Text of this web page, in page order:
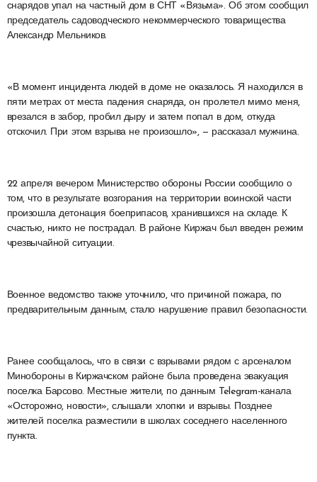
снарядов упал на частный дом в СНТ «Вязьма». Об этом сообщил
председатель садоводческого некоммерческого товарищества
Александр Мельников.
«В момент инцидента людей в доме не оказалось. Я находился в
пяти метрах от места падения снаряда, он пролетел мимо меня,
врезался в забор, пробил дыру и затем попал в дом, откуда
отскочил. При этом взрыва не произошло», — рассказал мужчина.
22 апреля вечером Министерство обороны России сообщило о
том, что в результате возгорания на территории воинской части
произошла детонация боеприпасов, хранившихся на складе. К
счастью, никто не пострадал. В районе Киржач был введен режим
чрезвычайной ситуации.
Военное ведомство также уточнило, что причиной пожара, по
предварительным данным, стало нарушение правил безопасности.
Ранее сообщалось, что в связи с взрывами рядом с арсеналом
Минобороны в Киржачском районе была проведена эвакуация
поселка Барсово. Местные жители, по данным Telegram-канала
«Осторожно, новости», слышали хлопки и взрывы. Позднее
жителей поселка разместили в школах соседнего населенного
пункта.